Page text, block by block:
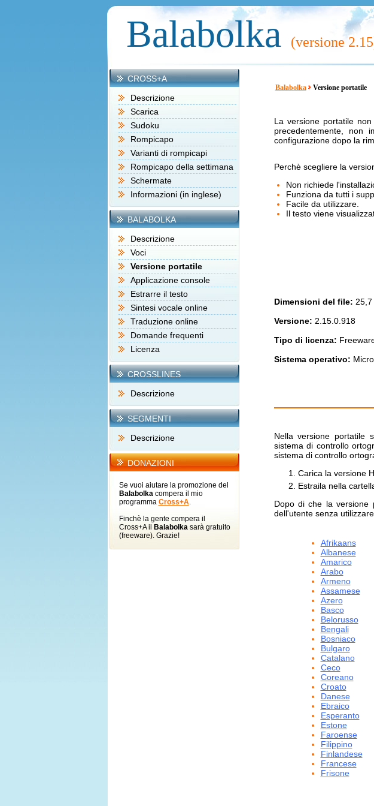
Balabolka (versione
CROSS+A
Descrizione
Scarica
Sudoku
Rompicapo
Varianti di rompicapi
Rompicapo della settimana
Schermate
Informazioni (in inglese)
BALABOLKA
Descrizione
Voci
Versione portatile
Applicazione console
Estrarre il testo
Sintesi vocale online
Traduzione online
Domande frequenti
Licenza
CROSSLINES
Descrizione
SEGMENTI
Descrizione
DONAZIONI
Se vuoi aiutare la promozione del
Balabolkacompera il mio
programma Cross+A.
Finchè la gente compera il
Cross+A il
Balabolkasarà gratuito
(freeware). Grazie!
Balabolka Versione portatile
La versione portatile
precedentemente,
configurazione dopo la
Perchè scegliere la
Non richiede
Funziona da tutti i
Facile da utilizzare.
Il testo viene
Dimensioni del file: 25,7
Versione: 2.15.0.918
Tipo di licenza:
Sistema operativo:
Nella versione portatile
sistema di controllo
sistema di controllo
Carica la versione
Estraila nella
Dopo di che la versione
dell'utente senza
Afrikaans
Albanese
Amarico
Arabo
Armeno
Assamese
Azero
Basco
Belorusso
Bengali
Bosniaco
Bulgaro
Catalano
Ceco
Coreano
Croato
Danese
Ebraico
Esperanto
Estone
Faroense
Filippino
Finlandese
Francese
Frisone